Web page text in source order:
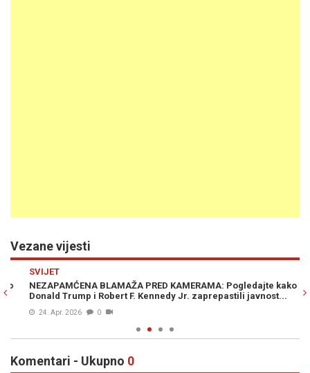
Vezane vijesti
SVIJET
NEZAPAMĆENA BLAMAŽA PRED KAMERAMA: Pogledajte kako su
Donald Trump i Robert F. Kennedy Jr. zaprepastili javnost...
24. Apr. 2026 0
Komentari - Ukupno 0